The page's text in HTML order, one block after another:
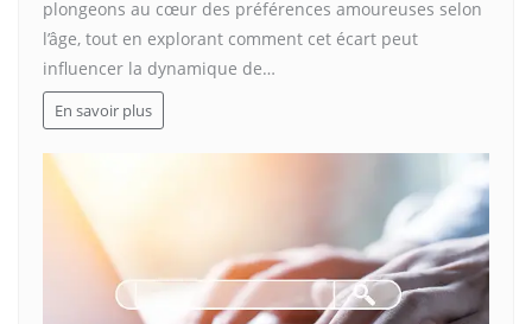
plongeons au cœur des préférences amoureuses selon
l’âge, tout en explorant comment cet écart peut
influencer la dynamique de…
En savoir plus